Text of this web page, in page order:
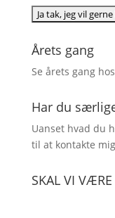
Årets gang
Se årets gang
Har du
Uanset hvad du
til at kontakte
SKAL VI